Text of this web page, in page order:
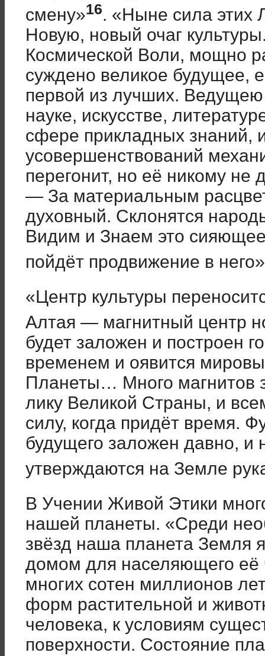
смену»16. «Ныне сила этих
Новую, новый очаг
Космической Воли, мощно
суждено великое будущее,
первой из лучших. Ведущею
науке, искусстве,
сфере прикладных знаний,
усовершенствований
перегонит, но её никому не
— За материальным
духовный. Склонятся
Видим и Знаем это
пойдёт продвижение в него»
«Центр культуры
Алтая — магнитный центр
будет заложен и построен
временем и оявится
Планеты… Много магнитов
лику Великой Страны, и
силу, когда придёт время.
будущего заложен давно, и
утверждаются на Земле
В Учении Живой Этики
нашей планеты. «Среди
звёзд наша планета Земля
домом для населяющего её
многих сотен миллионов
форм растительной и
человека, к условиям
поверхности. Состояние